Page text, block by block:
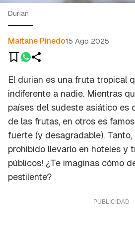
Durian
Maitane Pinedo15 Ago 2025
El durian es una fruta tropical
indiferente a nadie. Mientras
países del sudeste asiático es
de las frutas, en otros es
fuerte (y desagradable). Tanto,
prohibido llevarlo en hoteles y
públicos! ¿Te imaginas cómo
pestilente?